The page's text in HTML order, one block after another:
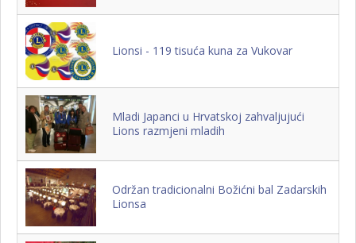
Lionsi - 119 tisuća kuna za Vukovar
Mladi Japanci u Hrvatskoj zahvaljujući
Lions razmjeni mladih
Održan tradicionalni Božićni bal Zadarskih
Lionsa